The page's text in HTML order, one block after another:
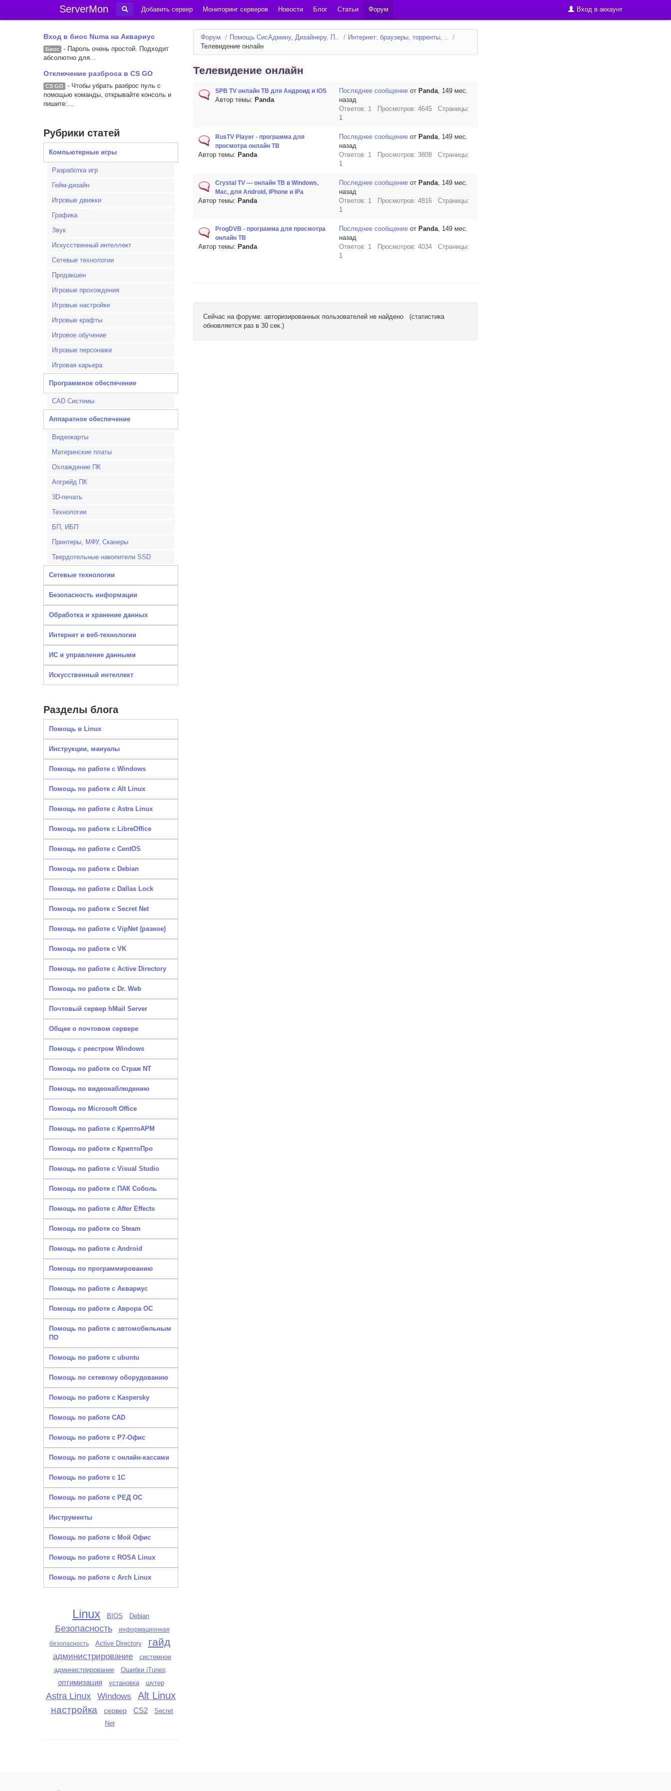
ServerMon Добавить сервер Мониторинг серверов Новости Блог Статьи Форум Вход в аккаунт
Вход в биос Numa на Аквариус
Биос
- Пароль очень простой. Подходит
абсолютно для...
Отключение разброса в CS GO
CS GO
- Чтобы убрать разброс пуль с
помощью команды, открывайте консоль и
пишите:...
Рубрики статей
Компьютерные игры
Разработка игр
Гейм-дизайн
Игровые движки
Графика
Звук
Искусственный интеллект
Сетевые технологии
Продакшен
Игровые прохождения
Игровые настройки
Игровые крафты
Игровое обучение
Игровые персонажи
Игровая карьера
Программное обеспечение
CAD Системы
Аппаратное обеспечение
Видеокарты
Материнские платы
Охлаждение ПК
Апгрейд ПК
3D-печать
Технологии
БП, ИБП
Принтеры, МФУ, Сканеры
Твердотельные накопители SSD
Сетевые технологии
Безопасность информации
Обработка и хранение данных
Интернет и веб-технологии
ИС и управление данными
Искусственный интеллект
Разделы блога
Помощь в Linux
Инструкции, мануалы
Помощь по работе с Windows
Помощь по работе с Alt Linux
Помощь по работе с Astra Linux
Помощь по работе с LibreOffice
Помощь по работе с CentOS
Помощь по работе с Debian
Помощь по работе с Dallas Lock
Помощь по работе с Secret Net
Помощь по работе с VipNet (разное)
Помощь по работе с VK
Помощь по работе с Active Directory
Помощь по работе с Dr. Web
Почтовый сервер hMail Server
Общее о почтовом сервере
Помощь с реестром Windows
Помощь по работе со Страж NT
Помощь по видеонаблюдению
Помощь по Microsoft Office
Помощь по работе с КриптоАРМ
Помощь по работе с КриптоПро
Помощь по работе с Visual Studio
Помощь по работе с ПАК Соболь
Помощь по работе с After Effects
Помощь по работе со Steam
Помощь по работе с Android
Помощь по программированию
Помощь по работе с Аквариус
Помощь по работе с Аврора ОС
Помощь по работе с автомобильным
ПО
Помощь по работе с ubuntu
Помощь по сетевому оборудованию
Помощь по работе с Kaspersky
Помощь по работе CAD
Помощь по работе с Р7-Офис
Помощь по работе с онлайн-кассами
Помощь по работе с 1С
Помощь по работе с РЕД ОС
Инструменты
Помощь по работе с Мой Офис
Помощь по работе с ROSA Linux
Помощь по работе с Arch Linux
Linux BIOS Debian
Безопасность
информационная
безопасность
Active Directory гайд
администрирование
системное
администрирование
Ошибки iTunes
оптимизация установка шутер
Astra Linux Windows
Alt Linux
настройка
сервер CS2
Secret
Net
Форум / Помощь СисАдмину, Дизайнеру, П.. / Интернет: браузеры, торренты, ..
/
Телевидение онлайн
Телевидение онлайн
SPB TV онлайн ТВ для Андроид и iOS
Автор темы: Panda
Последнее сообщение от Panda, 149 мес.
назад
Ответов: 1 Просмотров: 4645 Страницы:
1
RusTV Player - программа для
просмотра онлайн ТВ
Автор темы: Panda
Последнее сообщение от Panda, 149 мес.
назад
Ответов: 1 Просмотров: 3808 Страницы:
1
Crystal TV — онлайн ТВ в Windows,
Mac, для Android, iPhone и iPa
Автор темы: Panda
Последнее сообщение от Panda, 149 мес.
назад
Ответов: 1 Просмотров: 4816 Страницы:
1
ProgDVB - программа для просмотра
онлайн ТВ
Автор темы: Panda
Последнее сообщение от Panda, 149 мес.
назад
Ответов: 1 Просмотров: 4034 Страницы:
1
Сейчас на форуме: авторизированных пользователей не найдено (статистика
обновляется раз в 30 сек.)